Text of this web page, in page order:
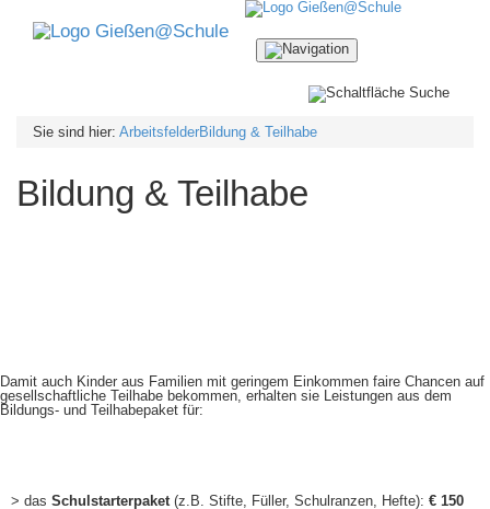
Navigation
ein-/ausblenden
Sie sind hier: ArbeitsfelderBildung & Teilhabe
Bildung & Teilhabe
Damit auch Kinder aus Familien mit geringem Einkommen faire Chancen auf
gesellschaftliche Teilhabe bekommen, erhalten sie Leistungen aus dem
Bildungs- und Teilhabepaket für:
> das Schulstarterpaket (z.B. Stifte, Füller, Schulranzen, Hefte): € 150